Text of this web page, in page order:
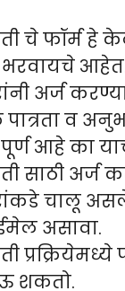
चे फॉर्म
भरवायचे
अर्ज
पात्रता व
आहे का
साठी अर्ज
चालू
असावा.
शकतो.